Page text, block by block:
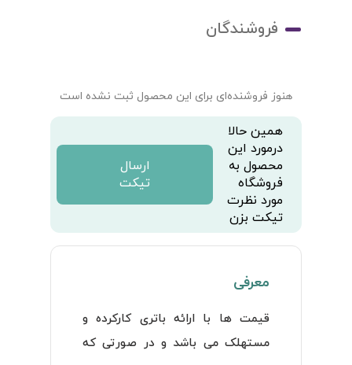
فروشندگان
هنوز فروشنده‌ای برای این محصول ثبت نشده است
همین حالا
درمورد این
محصول به
فروشگاه
مورد نظرت
تیکت بزن
ارسال
تیکت
معرفی